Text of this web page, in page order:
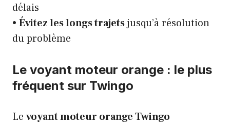
délais
• Évitez les longs trajetsjusqu’à résolution
du problème
Le voyant moteur orange : le plus
fréquent sur Twingo
Le voyant moteur orange Twingo